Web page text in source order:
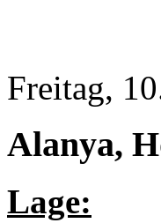
Freitag,
Alanya,
Lage: